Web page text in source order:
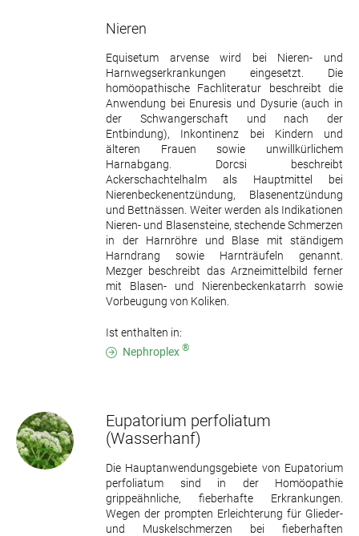
Nieren
Equisetum arvense wird bei Nieren- und
Harnwegserkrankungen eingesetzt. Die
homöopathische Fachliteratur beschreibt die
Anwendung bei Enuresis und Dysurie (auch in
der Schwangerschaft und nach der
Entbindung), Inkontinenz bei Kindern und
älteren Frauen sowie unwillkürlichem
Harnabgang. Dorcsi beschreibt
Ackerschachtelhalm als Hauptmittel bei
Nierenbeckenentzündung, Blasenentzündung
und Bettnässen. Weiter werden als Indikationen
Nieren- und Blasensteine, stechende Schmerzen
in der Harnröhre und Blase mit ständigem
Harndrang sowie Harnträufeln genannt.
Mezger beschreibt das Arzneimittelbild ferner
mit Blasen- und Nierenbeckenkatarrh sowie
Vorbeugung von Koliken.
Ist enthalten in:
Nephroplex ®
Eupatorium perfoliatum
(Wasserhanf)
Die Hauptanwendungsgebiete von Eupatorium
perfoliatum sind in der Homöopathie
grippeähnliche, fieberhafte Erkrankungen.
Wegen der prompten Erleichterung für Glieder-
und Muskelschmerzen bei fieberhaften